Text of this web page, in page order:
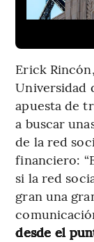
Erick
Universidad
apuesta de
a buscar
de la red
financiero:
si la red
gran una
desde el